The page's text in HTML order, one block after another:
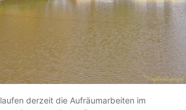
derzeit die Aufräumarbeiten im